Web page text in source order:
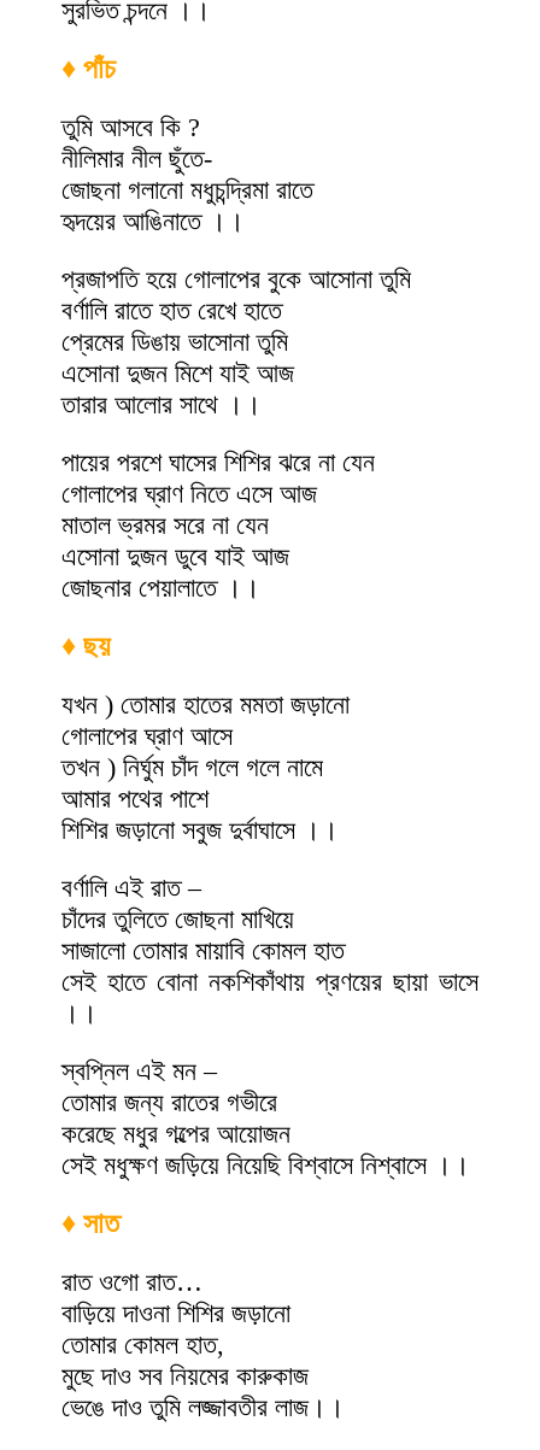
সুরভিত চন্দনে ।।
♦ পাঁচ
তুমি আসবে কি ?
নীলিমার নীল ছুঁতে-
জোছনা গলানো মধুচন্দ্রিমা রাতে
হৃদয়ের আঙিনাতে ।।
প্রজাপতি হয়ে গোলাপের বুকে আসোনা তুমি
বর্ণালি রাতে হাত রেখে হাতে
প্রেমের ডিঙায় ভাসোনা তুমি
এসোনা দুজন মিশে যাই আজ
তারার আলোর সাথে ।।
পায়ের পরশে ঘাসের শিশির ঝরে না যেন
গোলাপের ঘ্রাণ নিতে এসে আজ
মাতাল ভ্রমর সরে না যেন
এসোনা দুজন ডুবে যাই আজ
জোছনার পেয়ালাতে ।।
♦ ছয়
যখন ) তোমার হাতের মমতা জড়ানো
গোলাপের ঘ্রাণ আসে
তখন ) নির্ঘুম চাঁদ গলে গলে নামে
আমার পথের পাশে
শিশির জড়ানো সবুজ দুর্বাঘাসে ।।
বর্ণালি এই রাত –
চাঁদের তুলিতে জোছনা মাখিয়ে
সাজালো তোমার মায়াবি কোমল হাত
সেই হাতে বোনা নকশিকাঁথায় প্রণয়ের ছায়া ভাসে
।।
স্বপ্নিল এই মন –
তোমার জন্য রাতের গভীরে
করেছে মধুর গল্পের আয়োজন
সেই মধুক্ষণ জড়িয়ে নিয়েছি বিশ্বাসে নিশ্বাসে ।।
♦ সাত
রাত ওগো রাত…
বাড়িয়ে দাওনা শিশির জড়ানো
তোমার কোমল হাত,
মুছে দাও সব নিয়মের কারুকাজ
ভেঙে দাও তুমি লজ্জাবতীর লাজ।।